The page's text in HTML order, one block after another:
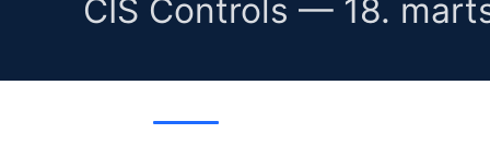
CIS Controls — 18.